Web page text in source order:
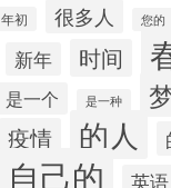
年初 很多人 您的
新年 时间
是一个 是一种
疫情 的人
自己的 英语